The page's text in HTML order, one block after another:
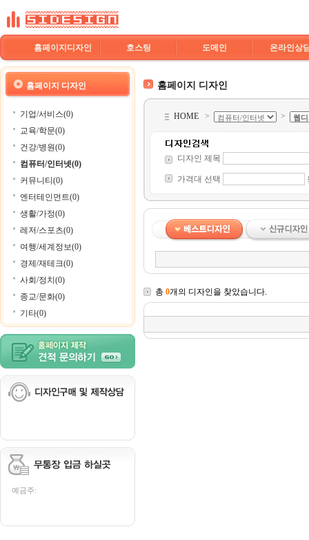
홈페이지디자인 호스팅 도메인 온라인상
홈페이지 디자인
기업/서비스(0)
교육/학문(0)
건강/병원(0)
컴퓨터/인터넷(0)
커뮤니티(0)
엔터테인먼트(0)
생활/가정(0)
레저/스포츠(0)
여행/세계정보(0)
경제/재테크(0)
사회/정치(0)
종교/문화(0)
기타(0)
예금주:
홈페이지 디자인
HOME > >
디자인 제목
가격대 선택
총 0개의 디자인을 찾았습니다.